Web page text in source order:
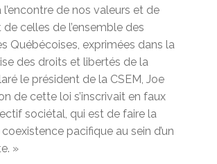
l’encontre de nos valeurs et de
celles de l’ensemble des
Québécoises, exprimées dans la
des droits et libertés de la
le président de la CSEM, Joe
de cette loi s’inscrivait en faux
sociétal, qui est de faire la
pacifique au sein d’un
»